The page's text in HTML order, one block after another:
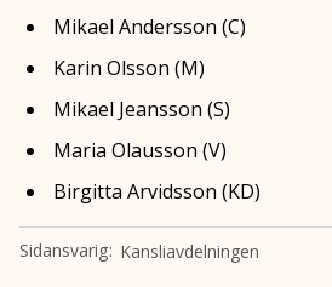
Mikael Andersson (C)
Karin Olsson (M)
Mikael Jeansson (S)
Maria Olausson (V)
Birgitta Arvidsson (KD)
Kansliavdelningen
Sidansvarig